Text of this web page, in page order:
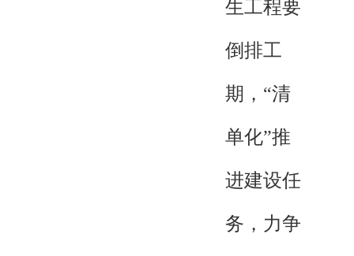
生工程要
倒排工
期，“清
单化”推
进建设任
务，力争